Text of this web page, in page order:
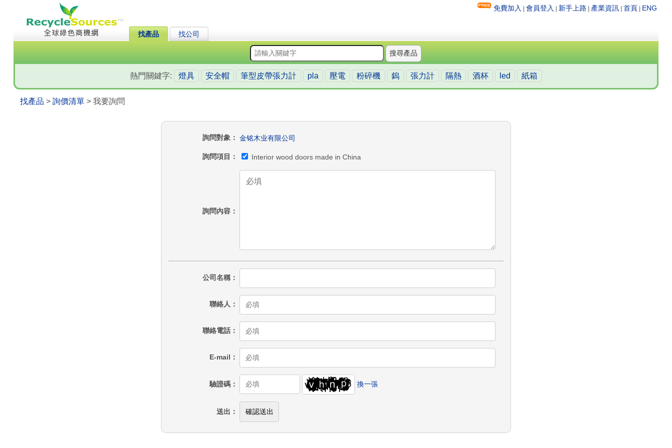
免費加入 |會員登入 新手上路 產業資訊 |首頁 ENG
找產品 找公司
搜尋產品
熱門關鍵字: 燈具 安全帽 筆型皮帶張力計 pla 壓電 粉碎機 鎢 張力計 隔熱 酒杯 led 紙箱
找產品 > 詢價清單> 我要詢問
詢問對象 金铭木业有限公司
詢問項目 Interior wood doors made in China
詢問內容
公司名稱
聯絡人
聯絡電話
E-mail
驗證碼 換一張
送出 確認送出